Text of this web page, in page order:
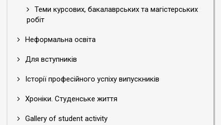
Теми курсових, бакалаврських та магістерських
робіт
Неформальна освіта
Для вступників
Історії професійного успіху випускників
Хроніки. Студенське життя
Gallery of student activity